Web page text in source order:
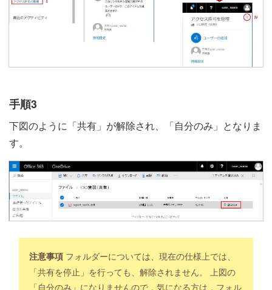
手順3
下図のように「共有」が解除され、「自分のみ」となりま
す。
注意事項 フォルダーについては、現在の仕様上では、
「共有を停止」を行っても、解除されません。 上図の
「自分のみ」になりませんので，気になる方は，フォル